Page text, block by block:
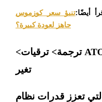
مرشد
المبتدئين للعقود الآجلة
أيضًا:تنبؤ سعر كوزموس (ATOM) 2025-2030: هل هو
جاهز لعودة كبيرة؟
<ترجمة> ترقيات ATOM لعام 2025: ما الذي
تغير
التي تعزز قدرات نظام